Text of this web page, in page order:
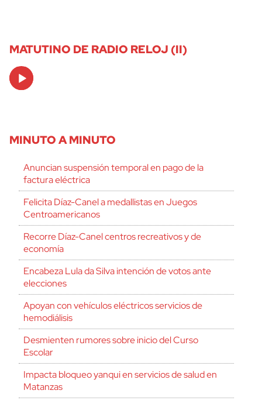
MATUTINO DE RADIO RELOJ (II)
Audio
Player
MINUTO A MINUTO
Anuncian suspensión temporal en pago de la
factura eléctrica
Felicita Díaz-Canel a medallistas en Juegos
Centroamericanos
Recorre Díaz-Canel centros recreativos y de
economía
Encabeza Lula da Silva intención de votos ante
elecciones
Apoyan con vehículos eléctricos servicios de
hemodiálisis
Desmienten rumores sobre inicio del Curso
Escolar
Impacta bloqueo yanqui en servicios de salud en
Matanzas